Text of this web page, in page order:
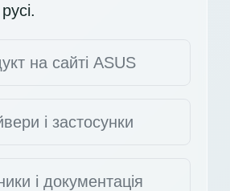
на сайті ASUS
і застосунки
і документація